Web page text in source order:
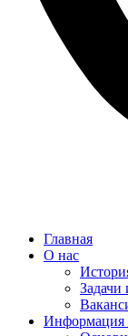
Главная
О нас
Информация